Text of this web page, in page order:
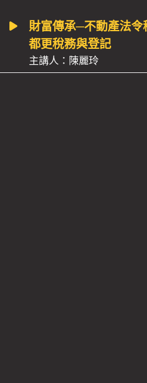
財富傳承─不動產法令
都更稅務與登記
主講人：陳麗玲